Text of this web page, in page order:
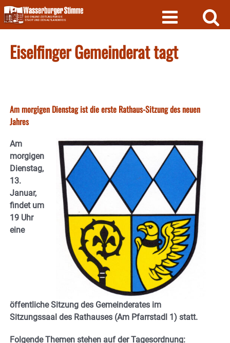
Skip
to
content
Eiselfinger Gemeinderat tagt
Am morgigen Dienstag ist die erste Rathaus-Sitzung des neuen
Jahres
Am
morgigen
Dienstag,
13.
Januar,
findet um
19 Uhr
eine
öffentliche Sitzung des Gemeinderates im
Sitzungssaal des Rathauses (Am Pfarrstadl 1) statt.
Folgende Themen stehen auf der Tagesordnung: